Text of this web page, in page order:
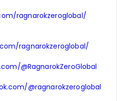
ragnarokzeroglobal/
ragnarokzeroglobal/
@RagnarokZeroGlobal
@ragnarokzeroglobal